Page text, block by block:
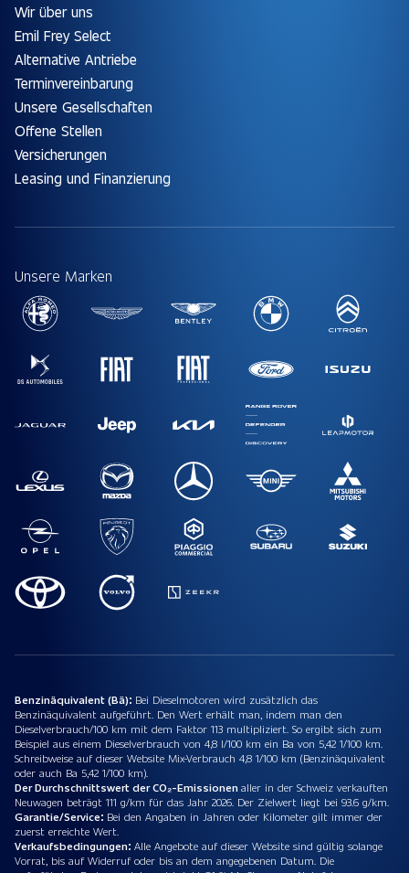
Wir über uns
Emil Frey Select
Alternative Antriebe
Terminvereinbarung
Unsere Gesellschaften
Offene Stellen
Versicherungen
Leasing und Finanzierung
Unsere Marken
Benzinäquivalent (Bä): Bei Dieselmotoren wird zusätzlich das
Benzinäquivalent aufgeführt. Den Wert erhält man, indem man den
Dieselverbrauch/100 km mit dem Faktor 113 multipliziert. So ergibt sich zum
Beispiel aus einem Dieselverbrauch von 4,8 l/100 km ein Ba von 5,42 1/100 km.
Schreibweise auf dieser Website Mix-Verbrauch 4,8 1/100 km (Benzinäquivalent
oder auch Ba 5,42 1/100 km).
Der Durchschnittswert der CO₂-Emissionenaller in der Schweiz verkauften
Neuwagen beträgt 111 g/km für das Jahr 2026. Der Zielwert liegt bei 93.6 g/km.
Garantie/Service: Bei den Angaben in Jahren oder Kilometer gilt immer der
zuerst erreichte Wert.
Verkaufsbedingungen: Alle Angebote auf dieser Website sind gültig solange
Vorrat, bis auf Widerruf oder bis an dem angegebenen Datum. Die